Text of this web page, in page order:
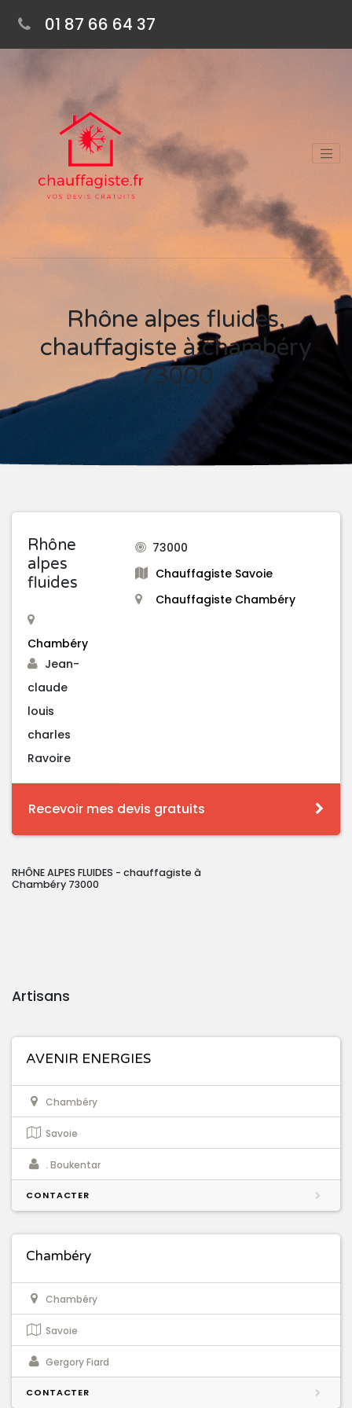
01 87 66 64 37
Rhône alpes fluides,
chauffagiste à chambéry
73000
Rhône
alpes
fluides
Chambéry
Jean-
claude
louis
charles
Ravoire
73000
Chauffagiste Savoie
Chauffagiste Chambéry
Recevoir mes devis gratuits
RHÔNE ALPES FLUIDES - chauffagiste à
Chambéry 73000
Artisans
AVENIR ENERGIES
Chambéry
Savoie
. Boukentar
CONTACTER
Chambéry
Chambéry
Savoie
Gergory Fiard
CONTACTER